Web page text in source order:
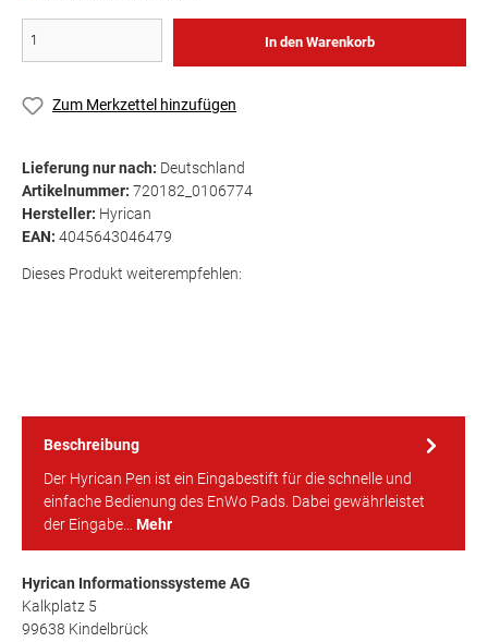
In den Warenkorb
Zum Merkzettel hinzufügen
Lieferung nur nach: Deutschland
Artikelnummer: 720182_0106774
Hersteller: Hyrican
EAN: 4045643046479
Dieses Produkt weiterempfehlen:
Beschreibung
Der Hyrican Pen ist ein Eingabestift für die schnelle und
einfache Bedienung des EnWo Pads. Dabei gewährleistet
der Eingabe… Mehr
Hyrican Informationssysteme AG
Kalkplatz 5
99638 Kindelbrück